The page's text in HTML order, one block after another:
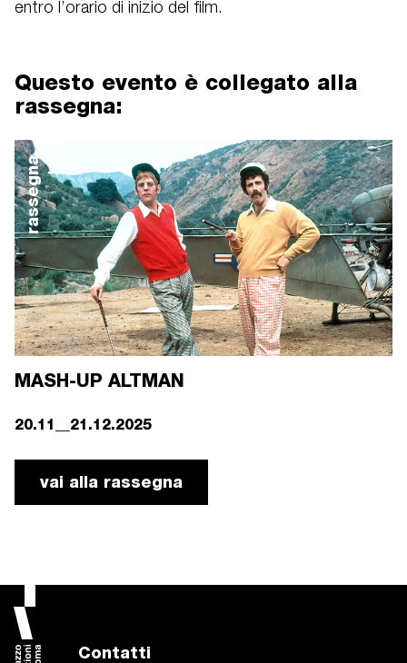
entro l’orario di inizio del film.
Questo evento è collegato alla
rassegna:
rassegna
MASH-UP ALTMAN
20.11__21.12.2025
vai alla rassegna
Contatti